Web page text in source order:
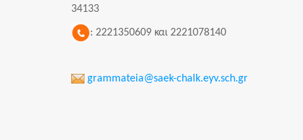
34133
: 2221350609 και 2221078140
grammateia@saek-chalk.eyv.sch.gr